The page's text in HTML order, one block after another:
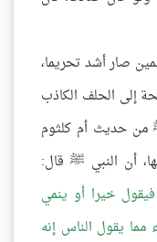
صار أشد تحريما،
إلى الحلف الكاذب
من حديث أم كلثوم
أن النبي ﷺ قال:
خيرا أو ينمي
يقول الناس إنه